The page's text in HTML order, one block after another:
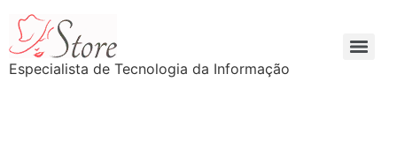
Especialista de Tecnologia da Informação